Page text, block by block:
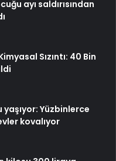
ayı saldırısından
Sızıntı: 40 Bin
Yüzbinlerce
kovalıyor